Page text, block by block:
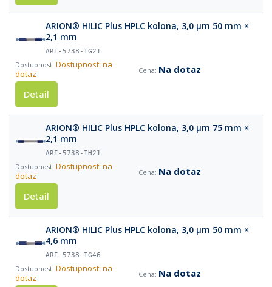
ARION® HILIC Plus HPLC kolona, 3,0 µm 50 mm ×
2,1 mm
ARI-5738-IG21
Dostupnost: na
dotaz
Na dotaz
Detail
ARION® HILIC Plus HPLC kolona, 3,0 µm 75 mm ×
2,1 mm
ARI-5738-IH21
Dostupnost: na
dotaz
Na dotaz
Detail
ARION® HILIC Plus HPLC kolona, 3,0 µm 50 mm ×
4,6 mm
ARI-5738-IG46
Dostupnost: na
dotaz
Na dotaz